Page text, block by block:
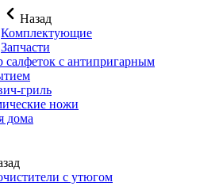
Назад
Комплектующие
Запчасти
салфеток с антипригарным
гриль
ножи
дома
с утюгом